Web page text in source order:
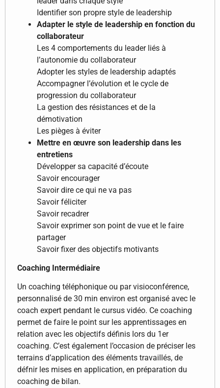
Identifier son propre style de leadership
Adapter le style de leadership en fonction du
collaborateur
Les 4 comportements du leader liés à
l’autonomie du collaborateur
Adopter les styles de leadership adaptés
Accompagner l’évolution et le cycle de
progression du collaborateur
La gestion des résistances et de la
démotivation
Les pièges à éviter
Mettre en œuvre son leadership dans les
entretiens
Développer sa capacité d’écoute
Savoir encourager
Savoir dire ce qui ne va pas
Savoir féliciter
Savoir recadrer
Savoir exprimer son point de vue et le faire
partager
Savoir fixer des objectifs motivants
Coaching Intermédiaire
Un coaching téléphonique ou par visioconférence,
personnalisé de 30 min environ est organisé avec le
coach expert pendant le cursus vidéo. Ce coaching
permet de faire le point sur les apprentissages en
relation avec les objectifs définis lors du 1er
coaching. C’est également l’occasion de préciser les
terrains d’application des éléments travaillés, de
défnir les mises en application, en préparation du
coaching de bilan.